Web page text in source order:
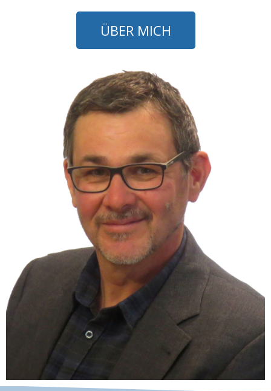
ÜBER MICH